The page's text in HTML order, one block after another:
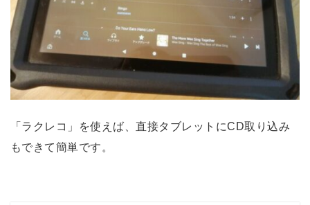
「ラクレコ」を使えば、直接タブレットにCD取り込み
もできて簡単です。